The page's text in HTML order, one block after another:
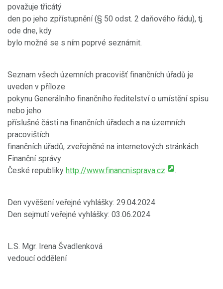
považuje třicátý
den po jeho zpřístupnění (§ 50 odst. 2 daňového řádu), tj.
ode dne, kdy
bylo možné se s ním poprvé seznámit.
Seznam všech územních pracovišť finančních úřadů je
uveden v příloze
pokynu Generálního finančního ředitelství o umístění spisu
nebo jeho
příslušné části na finančních úřadech a na územních
pracovištích
finančních úřadů, zveřejněné na internetových stránkách
Finanční správy
České republiky http://www.financnisprava.cz .
Den vyvěšení veřejné vyhlášky: 29.04.2024
Den sejmutí veřejné vyhlášky: 03.06.2024
L.S. Mgr. Irena Švadlenková
vedoucí oddělení